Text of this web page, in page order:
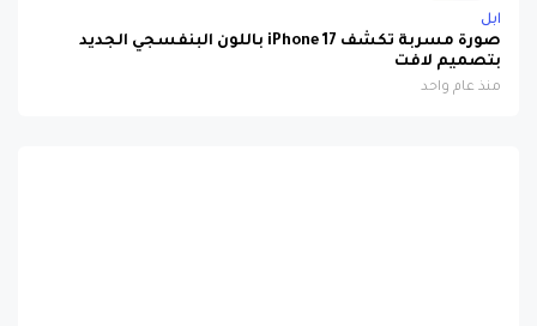
ابل
صورة مسربة تكشف iPhone 17 باللون البنفسجي الجديد
بتصميم لافت
منذ عام واحد